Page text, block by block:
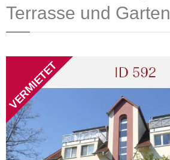
Terrasse und Garten